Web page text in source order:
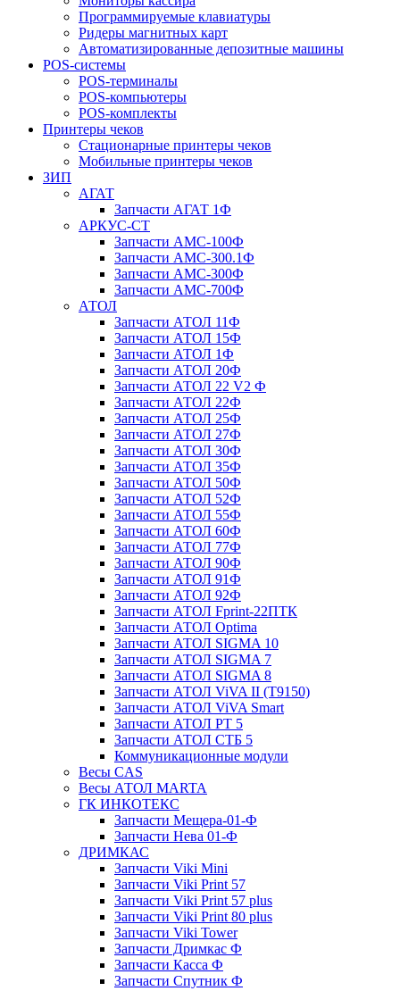
Программируемые клавиатуры
Ридеры магнитных карт
Автоматизированные депозитные машины
POS-системы
POS-терминалы
POS-компьютеры
POS-комплекты
Принтеры чеков
Стационарные принтеры чеков
Мобильные принтеры чеков
ЗИП
АГАТ
Запчасти АГАТ 1Ф
АРКУС-СТ
Запчасти АМС-100Ф
Запчасти АМС-300.1Ф
Запчасти АМС-300Ф
Запчасти АМС-700Ф
АТОЛ
Запчасти АТОЛ 11Ф
Запчасти АТОЛ 15Ф
Запчасти АТОЛ 1Ф
Запчасти АТОЛ 20Ф
Запчасти АТОЛ 22 V2 Ф
Запчасти АТОЛ 22Ф
Запчасти АТОЛ 25Ф
Запчасти АТОЛ 27Ф
Запчасти АТОЛ 30Ф
Запчасти АТОЛ 35Ф
Запчасти АТОЛ 50Ф
Запчасти АТОЛ 52Ф
Запчасти АТОЛ 55Ф
Запчасти АТОЛ 60Ф
Запчасти АТОЛ 77Ф
Запчасти АТОЛ 90Ф
Запчасти АТОЛ 91Ф
Запчасти АТОЛ 92Ф
Запчасти АТОЛ Fprint-22ПТК
Запчасти АТОЛ Optima
Запчасти АТОЛ SIGMA 10
Запчасти АТОЛ SIGMA 7
Запчасти АТОЛ SIGMA 8
Запчасти АТОЛ ViVA II (T9150)
Запчасти АТОЛ ViVA Smart
Запчасти АТОЛ РТ 5
Запчасти АТОЛ СТБ 5
Коммуникационные модули
Весы CAS
Весы АТОЛ MARTA
ГК ИНКОТЕКС
Запчасти Мещера-01-Ф
Запчасти Нева 01-Ф
ДРИМКАС
Запчасти Viki Mini
Запчасти Viki Print 57
Запчасти Viki Print 57 plus
Запчасти Viki Print 80 plus
Запчасти Viki Tower
Запчасти Дримкас Ф
Запчасти Касса Ф
Запчасти Спутник Ф